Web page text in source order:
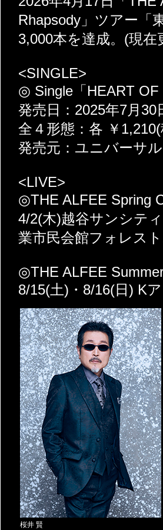
Rhapsody」ツアー「
3,000本を達成。(現在
<SINGLE>
◎ Single「HEART OF
発売日：2025年7月30
全４形態：各 ￥
発売元：ユニバーサ
<LIVE>
◎THE ALFEE Spring
4/2(木)越谷サンシテ
業市民会館フォレス
◎THE ALFEE
8/15(土)・8/16(日) K
桜井 賢